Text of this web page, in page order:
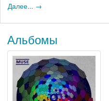
Далее... →
Альбомы